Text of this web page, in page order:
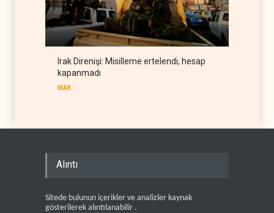
Irak Direnişi: Misilleme ertelendi, hesap
kapanmadı
IRAK
Alıntı
Sitede bulunun içerikler ve analizler kaynak
gösterilerek alıntılanabilir .